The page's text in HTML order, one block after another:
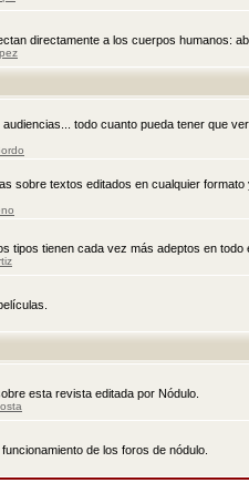
directamente a los cuerpos humanos:
todo cuanto pueda tener que
sobre textos editados en cualquier
tipos tienen cada vez más adeptos en todo
esta revista editada por Nódulo.
de los foros de nódulo.